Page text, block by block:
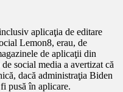
aplicaţia de editare
Lemon8, erau, de
de aplicaţii din
social media a avertizat că
dacă administraţia Biden
pusă în aplicare.